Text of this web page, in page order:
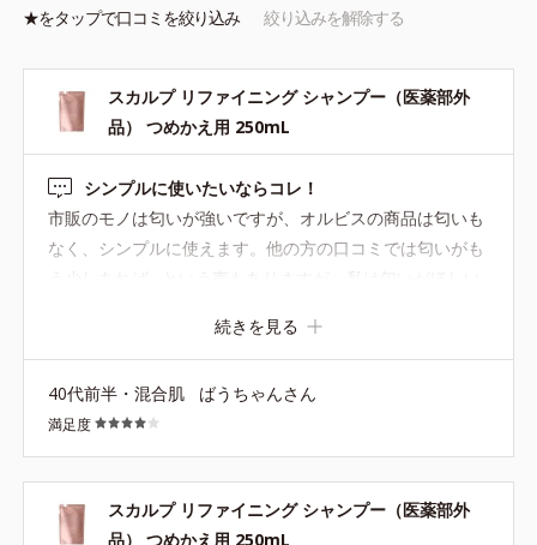
*2=ユズセラミド、ヨクイニンエキス、ゼニアオイエキス、メリッ
*4=イノシット、カンゾウ葉エキス
スカルプ リファイニング コンディショナー
200g（医薬部外品）
ドライヤーの熱を味方につけて、熱ダメージから髪を守り、地肌
【ご使用方法】
シャンプー後、適量を手に取り、髪や頭皮全体に揉みこむように
★をタップで口コミを絞り込み 絞り込みを解除する
スカルプ リファイニング シャンプー（医薬部外
品） つめかえ用 250mL
シンプルに使いたいならコレ！
市販のモノは匂いが強いですが、オルビスの商品は匂いも
なく、シンプルに使えます。他の方の口コミでは匂いがも
う少しあれば…という声もありますが、私は匂いがほしい
るので気になりません。無香料のイイトコロかもしれませ
ん(^^)♪コンディショナーも一緒に使っていますが、髪のま
とまりは良いです！
続きを見る
40代前半・混合肌 ばうちゃんさん
満足度
スカルプ リファイニング シャンプー（医薬部外
品） つめかえ用 250mL